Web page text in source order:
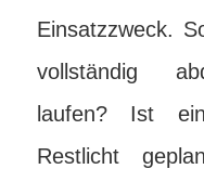
Einsatzzweck.
vollständig
laufen? Ist
Restlicht